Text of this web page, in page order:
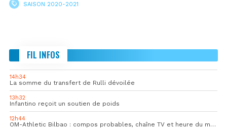
SAISON 2020-2021
FIL INFOS
14h34
La somme du transfert de Rulli dévoilée
13h32
Infantino reçoit un soutien de poids
12h44
OM-Athletic Bilbao : compos probables, chaîne TV et heure du match